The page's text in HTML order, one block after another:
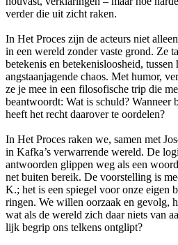
verder die uit zicht raken.
In Het Proces zijn de acteurs niet
in een wereld zonder vaste grond. Ze
betekenis en bete­ke­nis­loos­heid,
angst­aan­ja­gende chaos. Met humor,
ze je mee in een filo­so­fi­sche trip die
beantwoordt: Wat is schuld? Wanneer
heeft het recht daarover te oordelen?
In Het Proces raken we, samen met
in Kafka’s verwarrende wereld. De
antwoorden glippen weg als een
net buiten bereik. De voor­stel­ling is
K.; het is een spiegel voor onze eigen
ringen. We willen oorzaak en gevolg,
wat als de wereld zich daar niets van
lijk begrip ons telkens ontglipt?